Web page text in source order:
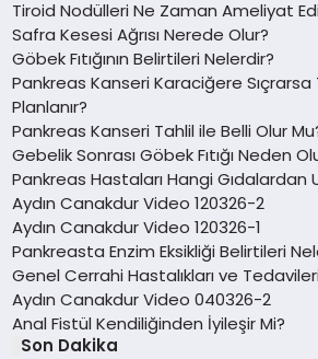
Tiroid Nodülleri Ne Zaman Ameliyat
Safra Kesesi Ağrısı Nerede Olur?
Göbek Fıtığının Belirtileri Nelerdir?
Pankreas Kanseri Karaciğere Sıçrarsa
Planlanır?
Pankreas Kanseri Tahlil ile Belli Olur
Gebelik Sonrası Göbek Fıtığı Neden
Pankreas Hastaları Hangi Gıdalardan
Aydın Canakdur Video 120326-2
Aydın Canakdur Video 120326-1
Pankreasta Enzim Eksikliği Belirtileri
Genel Cerrahi Hastalıkları ve
Aydın Canakdur Video 040326-2
Anal Fistül Kendiliğinden İyileşir Mi?
Son Dakika